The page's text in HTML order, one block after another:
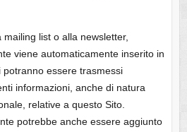
list o alla newsletter,
viene automaticamente inserito in
essere trasmessi
informazioni, anche di natura
relative a questo Sito.
potrebbe anche essere aggiunto